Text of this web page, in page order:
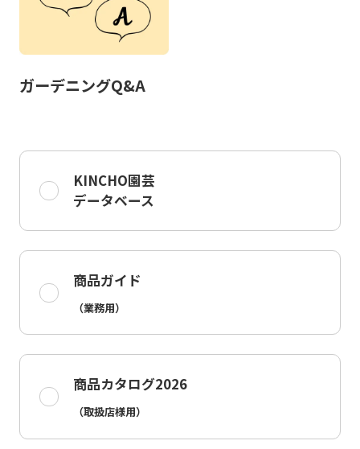
ガーデニングQ&A
KINCHO園芸
データベース
商品ガイド
（業務用）
商品カタログ2026
（取扱店様用）